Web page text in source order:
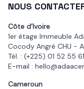
NOUS
Côte d’Ivoire
1er étage Immeuble
Cocody Angré CHU -
Tél. : (+225) 01 52 55
E-mail :
Cameroun